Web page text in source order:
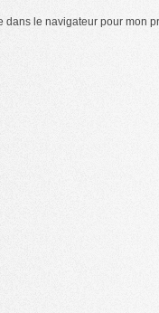
dans le navigateur pour mon